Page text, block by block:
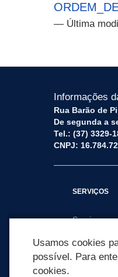
— Última
Informações
Rua Barão de
De segunda a
Tel.: (37) 3329-
CNPJ:
SERVIÇOS
Serviços
Usamos cookies
possível. Para
cookies.